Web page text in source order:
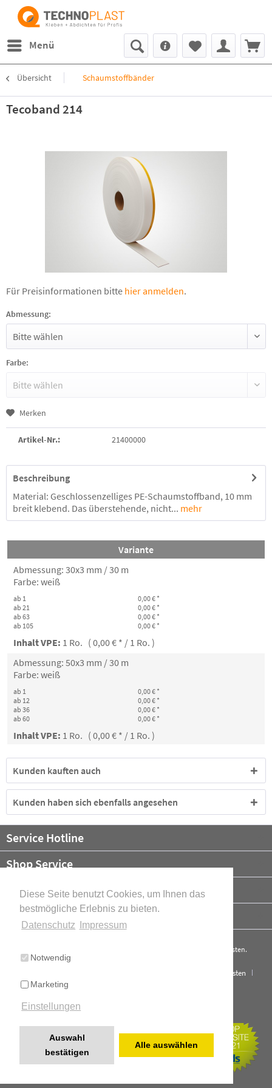
Diese Seite benutzt Cookies, um Ihnen das
bestmögliche Erlebnis zu bieten.
Datenschutz
Impressum
Notwendig
Marketing
Einstellungen
Auswahl
bestätigen
Alle auswählen
Menü
Übersicht Schaumstoffbänder
Tecoband 214
Für Preisinformationen bitte hier anmelden.
Abmessung:
Farbe:
Merken
Artikel-Nr.: 21400000
Beschreibung
Material: Geschlossenzelliges PE-Schaumstoffband, 10 mm
breit klebend. Das überstehende, nicht... mehr
Variante
Abmessung: 30x3 mm / 30 m
Farbe: weiß
ab 1
0,00 € *
ab 21
0,00 € *
ab 63
0,00 € *
ab 105
0,00 € *
Inhalt VPE: 1 Ro. ( 0,00 € * / 1 Ro. )
Abmessung: 50x3 mm / 30 m
Farbe: weiß
ab 1
0,00 € *
ab 12
0,00 € *
ab 36
0,00 € *
ab 60
0,00 € *
Inhalt VPE: 1 Ro. ( 0,00 € * / 1 Ro. )
Kunden kauften auch
Kunden haben sich ebenfalls angesehen
Service Hotline
Shop Service
Informationen
Newsletter
Versandkosten.
Versand und Kosten
Realisiert mit Shopware